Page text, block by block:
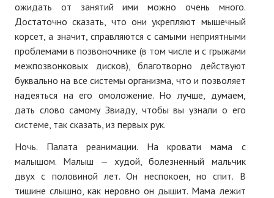
ожидать от занятий ими можно очень много.
Достаточно сказать, что они укрепляют мышечный
корсет, а значит, справляются с самыми неприятными
проблемами в позвоночнике (в том числе и с грыжами
межпозвонковых дисков), благотворно действуют
буквально на все системы организма, что и позволяет
надеяться на его омоложение. Но лучше, думаем,
дать слово самому Звиаду, чтобы вы узнали о его
системе, так сказать, из первых рук.
Ночь. Палата реанимации. На кровати мама с
малышом. Малыш — худой, болезненный мальчик
двух с половиной лет. Он неспокоен, но спит. В
тишине слышно, как неровно он дышит. Мама лежит